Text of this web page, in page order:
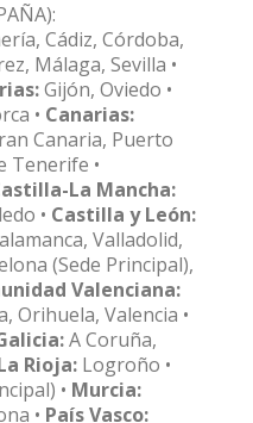
Cádiz, Córdoba,
Málaga, Sevilla •
Gijón, Oviedo •
• Canarias:
Canaria, Puerto
Tenerife •
La Mancha:
• Castilla y León:
Valladolid,
(Sede Principal),
Valenciana:
Orihuela, Valencia •
A Coruña,
Rioja: Logroño •
• Murcia:
• País Vasco: